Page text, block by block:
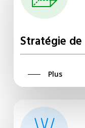
Stratégie de
Plus